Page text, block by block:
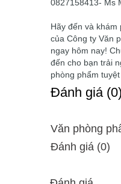
0827158413- Ms
Hãy đến và khám
của Công ty Văn
ngay hôm nay!
đến cho bạn trải
phòng phẩm tuyệt
Ðánh giá (0)
Văn phòng
Ðánh giá (0)